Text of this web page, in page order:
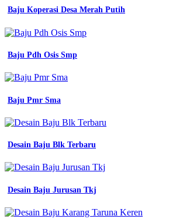
Baju Koperasi Desa Merah Putih
Baju Pdh Osis Smp
Baju Pmr Sma
Desain Baju Blk Terbaru
Desain Baju Jurusan Tkj